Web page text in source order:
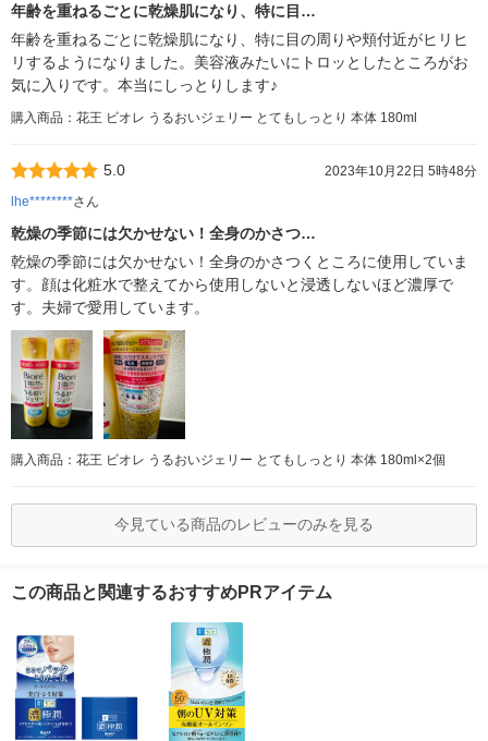
年齢を重ねるごとに乾燥肌になり、特に目…
年齢を重ねるごとに乾燥肌になり、特に目の周りや頬付近がヒリヒ
リするようになりました。美容液みたいにトロッとしたところがお
気に入りです。本当にしっとりします♪
購入商品：花王 ビオレ うるおいジェリー とてもしっとり 本体 180ml
5.0
2023年10月22日 5時48分
lhe********さん
乾燥の季節には欠かせない！全身のかさつ…
乾燥の季節には欠かせない！全身のかさつくところに使用していま
す。顔は化粧水で整えてから使用しないと浸透しないほど濃厚で
す。夫婦で愛用しています。
購入商品：花王 ビオレ うるおいジェリー とてもしっとり 本体 180ml×2個
今見ている商品のレビューのみを見る
この商品と関連するおすすめPRアイテム